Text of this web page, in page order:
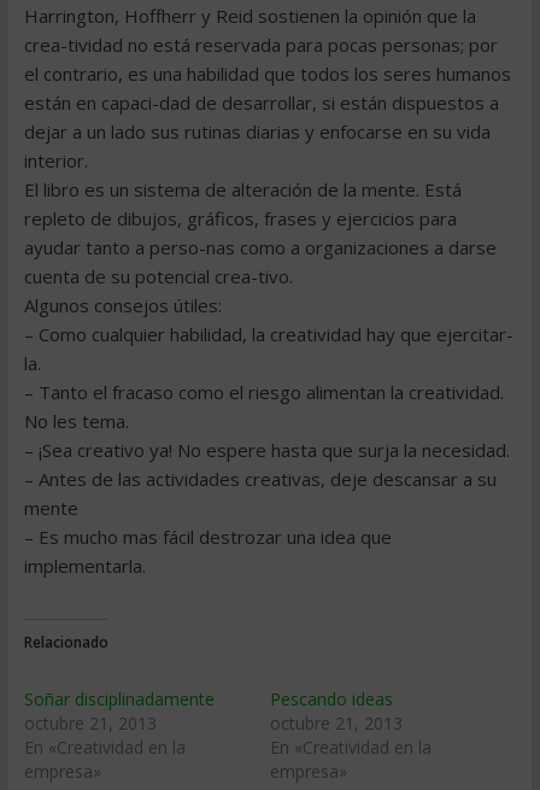
Harrington, Hoffherr y Reid sostienen la opinión que la
crea-tividad no está reservada para pocas personas; por
el contrario, es una habilidad que todos los seres humanos
están en capaci-dad de desarrollar, si están dispuestos a
dejar a un lado sus rutinas diarias y enfocarse en su vida
interior.
El libro es un sistema de alteración de la mente. Está
repleto de dibujos, gráficos, frases y ejercicios para
ayudar tanto a perso-nas como a organizaciones a darse
cuenta de su potencial crea-tivo.
Algunos consejos útiles:
– Como cualquier habilidad, la creatividad hay que ejercitar-
la.
– Tanto el fracaso como el riesgo alimentan la creatividad.
No les tema.
– ¡Sea creativo ya! No espere hasta que surja la necesidad.
– Antes de las actividades creativas, deje descansar a su
mente
– Es mucho mas fácil destrozar una idea que
implementarla.
Relacionado
Soñar disciplinadamente
octubre 21, 2013
En «Creatividad en la
empresa»
Pescando ideas
octubre 21, 2013
En «Creatividad en la
empresa»